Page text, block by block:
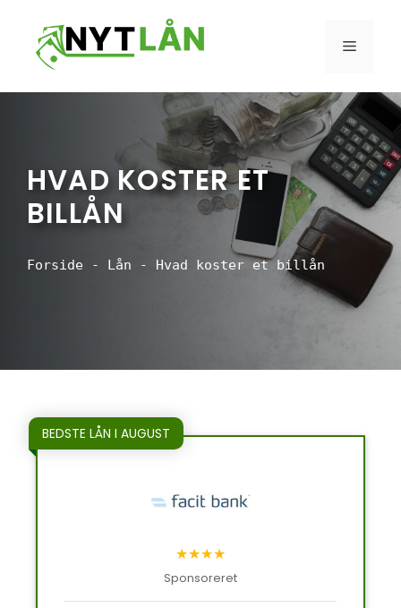
indhold
MENU
HVAD KOSTER ET
BILLÅN
Forside - Lån - Hvad koster et billån
BEDSTE LÅN I AUGUST
★★★★
Sponsoreret